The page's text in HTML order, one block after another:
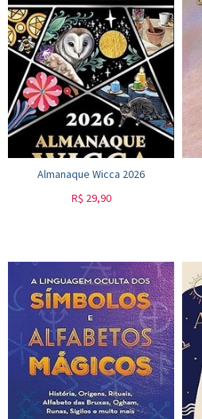
Almanaque Wicca 2026
R$ 29,90